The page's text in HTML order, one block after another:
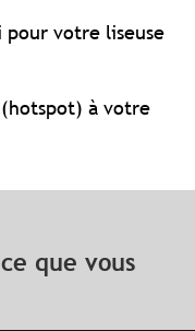
pour votre liseuse
à votre
que vous